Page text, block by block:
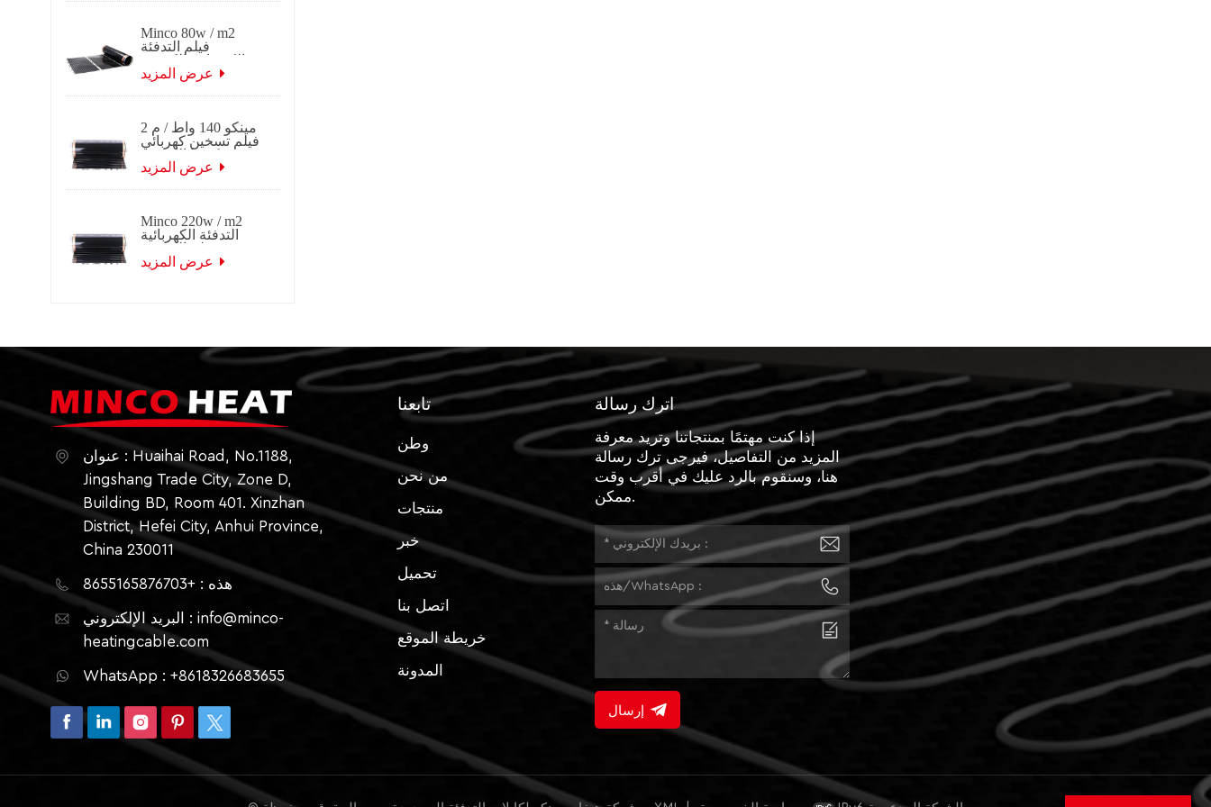
Minco 80w / m2
فيلم التدفئة
الكهربائية الكربون
الأشعة تحت الحمراء
البعيدة
مينكو 140 واط / م 2
فيلم تسخين كهربائي
كوريا الكربون
بالأشعة تحت
Minco 220w / m2
التدفئة الكهربائية
بالأشعة تحت
عنوان : Huaihai Road, No.1188,
Jingshang Trade City, Zone D,
Building BD, Room 401. Xinzhan
District, Hefei City, Anhui Province,
China 230011
هذه : +8655165876703
البريد الإلكتروني : info@minco-
heatingcable.com
WhatsApp : +8618326683655
تابعنا
وطن
من نحن
منتجات
خبر
تحميل
اتصل بنا
خريطة الموقع
المدونة
اترك رسالة
إذا كنت مهتمًا بمنتجاتنا وتريد معرفة
المزيد من التفاصيل، فيرجى ترك رسالة
هنا، وسنقوم بالرد عليك في أقرب وقت
ممكن.
إرسال